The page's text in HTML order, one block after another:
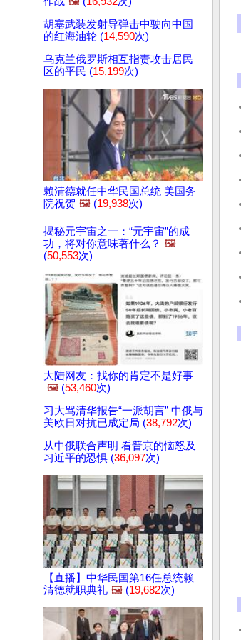
胡塞武装发射导弹击中驶向中国
的红海油轮 (14,590次)
乌克兰俄罗斯相互指责攻击居民
区的平民 (15,199次)
赖清德就任中华民国总统 美国务
院祝贺 🖼️ (19,938次)
揭秘元宇宙之一：“元宇宙”的成
功，将对你意味著什么？ 🖼️
(50,553次)
大陆网友：找你的肯定不是好事
🖼️ (53,460次)
习大骂清华报告“一派胡言” 中俄与
美欧日对抗已成定局 (38,792次)
从中俄联合声明 看普京的恼怒及
习近平的恐惧 (36,097次)
【直播】中华民国第16任总统赖
清德就职典礼 🖼️ (19,682次)